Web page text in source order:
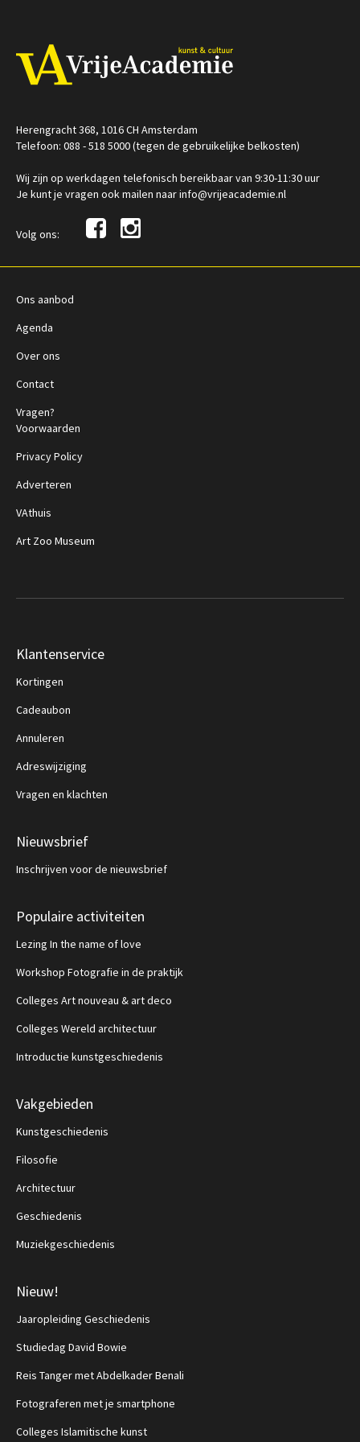
Herengracht 368, 1016 CH Amsterdam
Telefoon: 088 - 518 5000 (tegen de gebruikelijke belkosten)
Wij zijn op werkdagen telefonisch bereikbaar van 9:30-11:30 uur
Je kunt je vragen ook mailen naar info@vrijeacademie.nl
Volg ons:
Ons aanbod
Agenda
Over ons
Contact
Vragen?
Voorwaarden
Privacy Policy
Adverteren
VAthuis
Art Zoo Museum
Klantenservice
Kortingen
Cadeaubon
Annuleren
Adreswijziging
Vragen en klachten
Nieuwsbrief
Inschrijven voor de nieuwsbrief
Populaire activiteiten
Lezing In the name of love
Workshop Fotografie in de praktijk
Colleges Art nouveau & art deco
Colleges Wereld architectuur
Introductie kunstgeschiedenis
Vakgebieden
Kunstgeschiedenis
Filosofie
Architectuur
Geschiedenis
Muziekgeschiedenis
Nieuw!
Jaaropleiding Geschiedenis
Studiedag David Bowie
Reis Tanger met Abdelkader Benali
Fotograferen met je smartphone
Colleges Islamitische kunst